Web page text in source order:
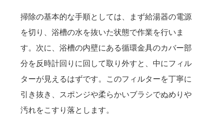
掃除の基本的な手順としては、まず給湯器の電源
を切り、浴槽の水を抜いた状態で作業を行いま
す。次に、浴槽の内壁にある循環金具のカバー部
分を反時計回りに回して取り外すと、中にフィル
ターが見えるはずです。このフィルターを丁寧に
引き抜き、スポンジや柔らかいブラシでぬめりや
汚れをこすり落とします。